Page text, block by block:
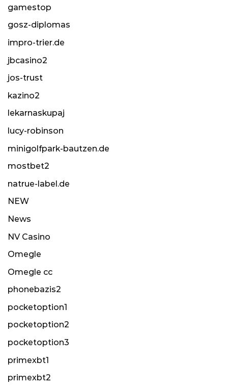
gamestop
gosz-diplomas
impro-trier.de
jbcasino2
jos-trust
kazino2
lekarnaskupaj
lucy-robinson
minigolfpark-bautzen.de
mostbet2
natrue-label.de
NEW
News
NV Casino
Omegle
Omegle cc
phonebazis2
pocketoption1
pocketoption2
pocketoption3
primexbt1
primexbt2